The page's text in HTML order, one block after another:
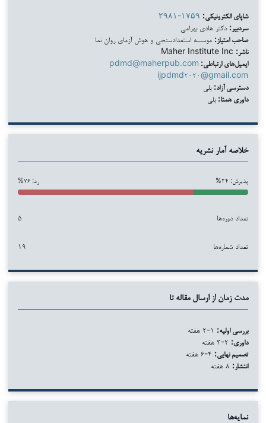
شاپای الکترونیکی: ۲۹۸۱-۱۷۵۹
سردبیر: دکتر هادی بهرامی
صاحب امتیاز: موسسه استعدادسنجی و هوش آزمای روان نما
ناشر:
ایمیل‌های ارتباطی: pdmd@maherpub.com
ijpdmd۲۰۲۰@gmail.com
دسترسی آزاد: بلی
داوری همتا: بلی
خلاصه آمار نشریه
پذیرش: ۲۴% رد: ۷۶%
تعداد دوره‌ها ۵
تعداد شماره‌ها ۱۹
مدت زمان از ارسال مقاله تا
بررسی اولیه:
داوری:
تصمیم نهایی:
انتشار:
نمایه‌ها